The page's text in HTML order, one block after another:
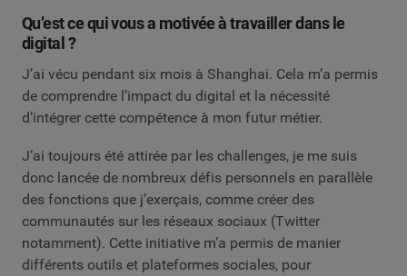
Qu’est ce qui vous a motivée à travailler dans le
digital ?
J’ai vécu pendant six mois à Shanghai. Cela m’a permis
de comprendre l’impact du digital et la nécessité
d’intégrer cette compétence à mon futur métier.
J’ai toujours été attirée par les challenges, je me suis
donc lancée de nombreux défis personnels en parallèle
des fonctions que j’exerçais, comme créer des
communautés sur les réseaux sociaux (Twitter
notamment). Cette initiative m’a permis de manier
différents outils et plateformes sociales, pour